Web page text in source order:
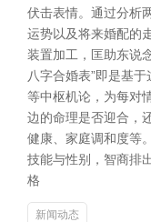
伏击表情。通过分析
运势以及将来婚配的
装置加工，匡助东说
八字合婚表”即是基
等中枢机论，为每对
边的命理是否迎合，
健康、家庭调和度等
技能与性别，智商排
格
新闻动态